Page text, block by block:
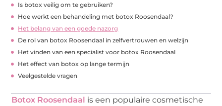
Is botox veilig om te gebruiken?
Hoe werkt een behandeling met botox Roosendaal?
Het belang van een goede nazorg
De rol van botox Roosendaal in zelfvertrouwen en welzijn
Het vinden van een specialist voor botox Roosendaal
Het effect van botox op lange termijn
Veelgestelde vragen
Botox Roosendaal is een populaire cosmetische